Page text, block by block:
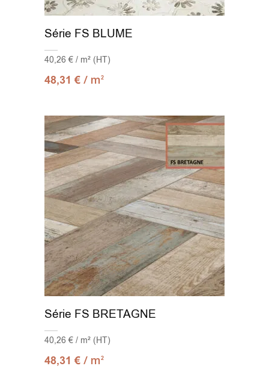
Série FS BLUME
40,26 € / m² (HT)
48,31€ / m2
Série FS BRETAGNE
40,26 € / m² (HT)
48,31€ / m2